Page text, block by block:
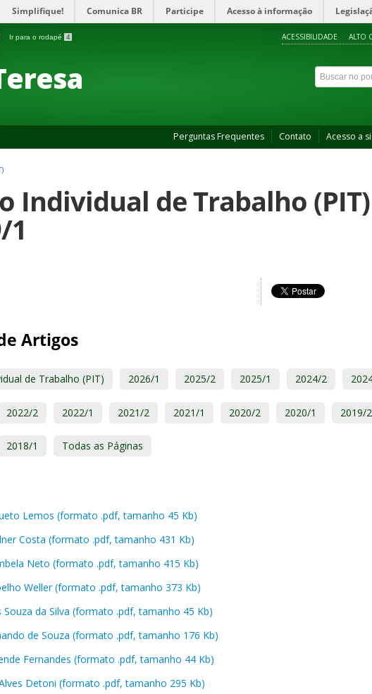
Simplifique! Comunica BR Participe Acesso à informação
Ir para o rodapé 4 ACESSIBILIDADE ALTO
Perguntas Frequentes Contato Acesso a
Individual de Trabalho
1
Artigos
de Trabalho (PIT) 2026/1 2025/2 2025/1 2024/2
2022/2 2022/1 2021/2 2021/1 2020/2 2020/1 2019/2
2018/1 Todas as Páginas
Lemos (formato .pdf, tamanho 45 Kb)
Costa (formato .pdf, tamanho 431 Kb)
Neto (formato .pdf, tamanho 415 Kb)
Weller (formato .pdf, tamanho 373 Kb)
Souza da Silva (formato .pdf, tamanho 45 Kb)
de Souza (formato .pdf, tamanho 176 Kb)
Fernandes (formato .pdf, tamanho 44 Kb)
Detoni (formato .pdf, tamanho 295 Kb)